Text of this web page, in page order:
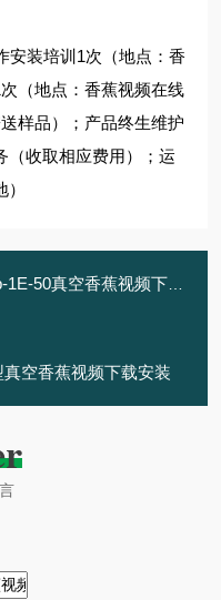
安装培训1次（地点：香
（地点：香蕉视频在线
样品）；产品终生维护
（收取相应费用）；运
50真空香蕉视频下载安装
真空香蕉视频下载安装